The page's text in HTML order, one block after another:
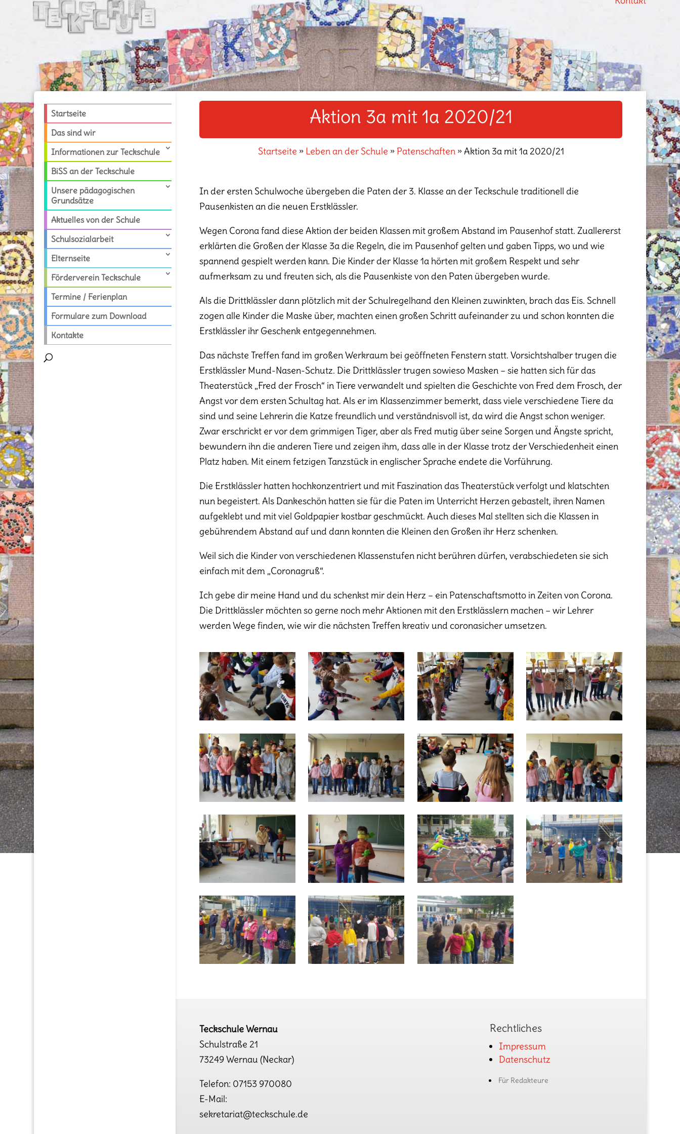
Startseite
Das sind wir
Informationen zur Teckschule
BiSS an der Teckschule
Unsere pädagogischen
Grundsätze
Aktuelles von der Schule
Schulsozialarbeit
Elternseite
Förderverein Teckschule
Termine / Ferienplan
Formulare zum Download
Kontakte
Aktion 3a mit 1a 2020/21
Startseite » Leben an der Schule » Patenschaften»Aktion 3a mit 1a 2020/21
In der ersten Schulwoche übergeben die Paten der 3. Klasse an der Teckschule traditionell die
Pausenkisten an die neuen Erstklässler.
Wegen Corona fand diese Aktion der beiden Klassen mit großem Abstand im Pausenhof statt. Zuallererst
erklärten die Großen der Klasse 3a die Regeln, die im Pausenhof gelten und gaben Tipps, wo und wie
spannend gespielt werden kann. Die Kinder der Klasse 1a hörten mit großem Respekt und sehr
aufmerksam zu und freuten sich, als die Pausenkiste von den Paten übergeben wurde.
Als die Drittklässler dann plötzlich mit der Schulregelhand den Kleinen zuwinkten, brach das Eis. Schnell
zogen alle Kinder die Maske über, machten einen großen Schritt aufeinander zu und schon konnten die
Erstklässler ihr Geschenk entgegennehmen.
Das nächste Treffen fand im großen Werkraum bei geöffneten Fenstern statt. Vorsichtshalber trugen die
Erstklässler Mund-Nasen-Schutz. Die Drittklässler trugen sowieso Masken – sie hatten sich für das
Theaterstück „Fred der Frosch“ in Tiere verwandelt und spielten die Geschichte von Fred dem Frosch, der
Angst vor dem ersten Schultag hat. Als er im Klassenzimmer bemerkt, dass viele verschiedene Tiere da
sind und seine Lehrerin die Katze freundlich und verständnisvoll ist, da wird die Angst schon weniger.
Zwar erschrickt er vor dem grimmigen Tiger, aber als Fred mutig über seine Sorgen und Ängste spricht,
bewundern ihn die anderen Tiere und zeigen ihm, dass alle in der Klasse trotz der Verschiedenheit einen
Platz haben. Mit einem fetzigen Tanzstück in englischer Sprache endete die Vorführung.
Die Erstklässler hatten hochkonzentriert und mit Faszination das Theaterstück verfolgt und klatschten
nun begeistert. Als Dankeschön hatten sie für die Paten im Unterricht Herzen gebastelt, ihren Namen
aufgeklebt und mit viel Goldpapier kostbar geschmückt. Auch dieses Mal stellten sich die Klassen in
gebührendem Abstand auf und dann konnten die Kleinen den Großen ihr Herz schenken.
Weil sich die Kinder von verschiedenen Klassenstufen nicht berühren dürfen, verabschiedeten sie sich
einfach mit dem „Coronagruß“.
Ich gebe dir meine Hand und du schenkst mir dein Herz – ein Patenschaftsmotto in Zeiten von Corona.
Die Drittklässler möchten so gerne noch mehr Aktionen mit den Erstklässlern machen – wir Lehrer
werden Wege finden, wie wir die nächsten Treffen kreativ und coronasicher umsetzen.
Teckschule Wernau
Schulstraße 21
73249 Wernau (Neckar)
Telefon: 07153 970080
E-Mail:
sekretariat@teckschule.de
Rechtliches
Impressum
Datenschutz
Für Redakteure